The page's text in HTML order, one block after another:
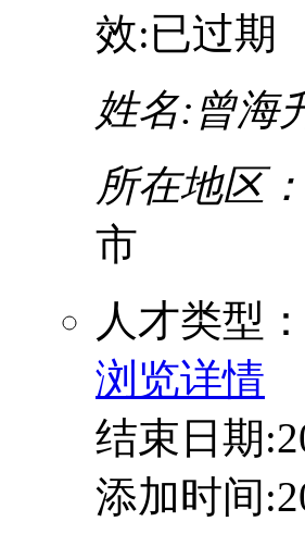
效:已过期
姓名:曾海
所在地区
市
人才类型
浏览详情
结束日期
添加时间